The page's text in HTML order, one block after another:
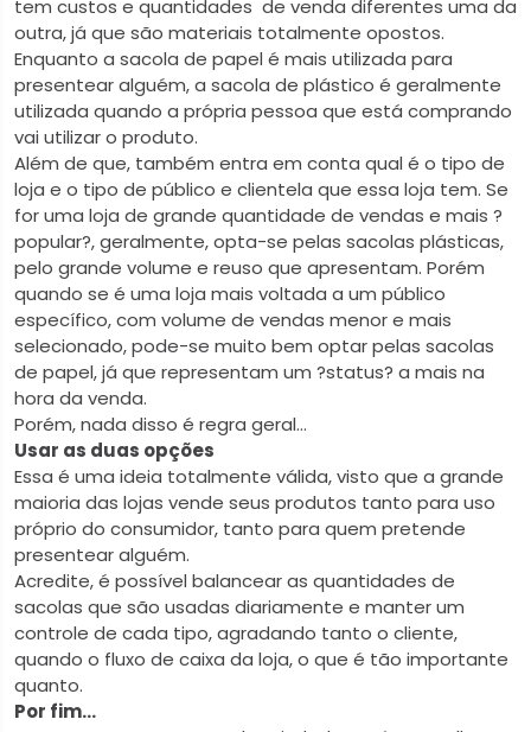
tem custos e quantidades de venda diferentes uma da
outra, já que são materiais totalmente opostos.
Enquanto a sacola de papel é mais utilizada para
presentear alguém, a sacola de plástico é geralmente
utilizada quando a própria pessoa que está comprando
vai utilizar o produto.
Além de que, também entra em conta qual é o tipo de
loja e o tipo de público e clientela que essa loja tem. Se
for uma loja de grande quantidade de vendas e mais ?
popular?, geralmente, opta-se pelas sacolas plásticas,
pelo grande volume e reuso que apresentam. Porém
quando se é uma loja mais voltada a um público
específico, com volume de vendas menor e mais
selecionado, pode-se muito bem optar pelas sacolas
de papel, já que representam um ?status? a mais na
hora da venda.
Porém, nada disso é regra geral...
Usar as duas opções
Essa é uma ideia totalmente válida, visto que a grande
maioria das lojas vende seus produtos tanto para uso
próprio do consumidor, tanto para quem pretende
presentear alguém.
Acredite, é possível balancear as quantidades de
sacolas que são usadas diariamente e manter um
controle de cada tipo, agradando tanto o cliente,
quando o fluxo de caixa da loja, o que é tão importante
quanto.
Por fim...